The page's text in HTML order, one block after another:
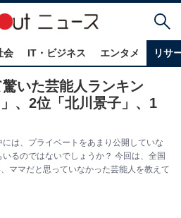
会 IT・ビジネス エンタメ リサ
驚いた芸能人ランキン
、2位「北川景子」、1
は、プライベートをあまり公開していな
るのではないでしょうか？ 今回は、全国
ママだと思っていなかった芸能人を教えて